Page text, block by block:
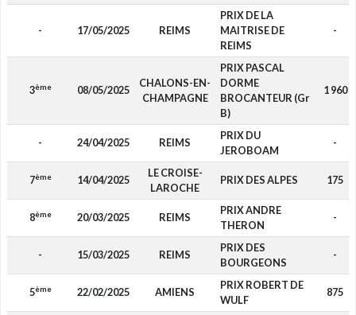
- 17/05/2025 REIMS
PRIX DE LA
MAITRISE DE
REIMS
-
3ème 08/05/2025
CHALONS-EN-
CHAMPAGNE
PRIX PASCAL
DORME
BROCANTEUR (Gr
B)
1 960
- 24/04/2025 REIMS
PRIX DU
JEROBOAM
-
7ème 14/04/2025
LE CROISE-
LAROCHE
PRIX DES ALPES 175
8ème 20/03/2025 REIMS
PRIX ANDRE
THERON
-
- 15/03/2025 REIMS
PRIX DES
BOURGEONS
-
5ème 22/02/2025 AMIENS
PRIX ROBERT DE
WULF
875